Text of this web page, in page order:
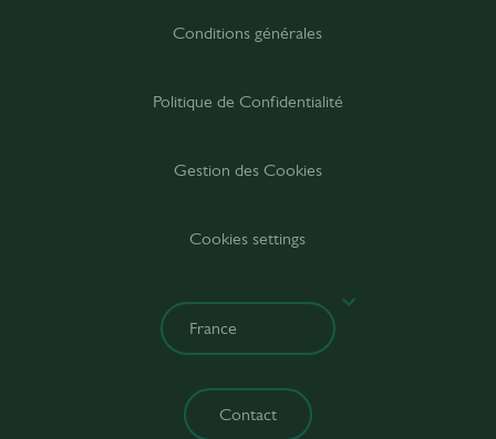
Conditions générales
Politique de Confidentialité
Gestion des Cookies
Cookies settings
Contact